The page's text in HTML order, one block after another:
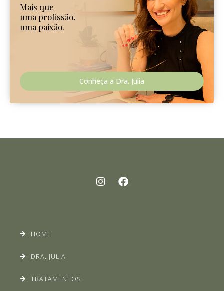
Mais que
uma profissão,
uma paixão.
Conheça a Dra. Julia
HOME
DRA. JULIA
TRATAMENTOS